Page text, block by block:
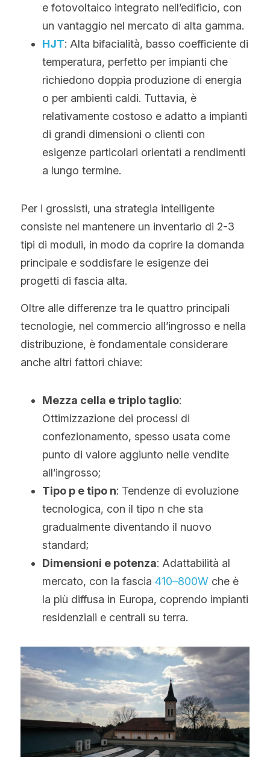
e fotovoltaico integrato nell’edificio, con
un vantaggio nel mercato di alta gamma.
HJT: Alta bifacialità, basso coefficiente di
temperatura, perfetto per impianti che
richiedono doppia produzione di energia
o per ambienti caldi. Tuttavia, è
relativamente costoso e adatto a impianti
di grandi dimensioni o clienti con
esigenze particolari orientati a rendimenti
a lungo termine.
Per i grossisti, una strategia intelligente
consiste nel mantenere un inventario di 2-3
tipi di moduli, in modo da coprire la domanda
principale e soddisfare le esigenze dei
progetti di fascia alta.
Oltre alle differenze tra le quattro principali
tecnologie, nel commercio all’ingrosso e nella
distribuzione, è fondamentale considerare
anche altri fattori chiave:
Mezza cella e triplo taglio:
Ottimizzazione dei processi di
confezionamento, spesso usata come
punto di valore aggiunto nelle vendite
all’ingrosso;
Tipo p e tipo n: Tendenze di evoluzione
tecnologica, con il tipo n che sta
gradualmente diventando il nuovo
standard;
Dimensioni e potenza: Adattabilità al
mercato, con la fascia 410–800W che è
la più diffusa in Europa, coprendo impianti
residenziali e centrali su terra.